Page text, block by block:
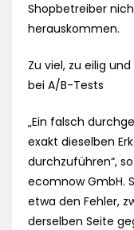
Shopbetreiber
herauskommen.
Zu viel, zu eilig
bei A/B-Tests
„Ein falsch
exakt dieselben
durchzuführen“,
ecomnow GmbH.
etwa den Fehler,
derselben Seite